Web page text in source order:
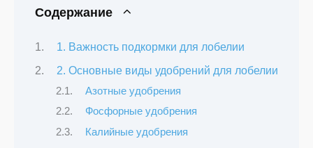
Содержание
1. Важность подкормки для лобелии
2. Основные виды удобрений для лобелии
Азотные удобрения
Фосфорные удобрения
Калийные удобрения